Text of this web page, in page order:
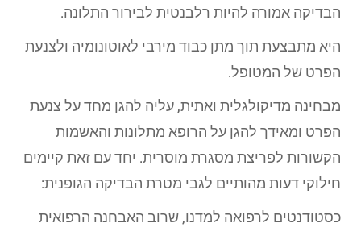
הבדיקה אמורה להיות רלבנטית לבירור התלונה.
היא מתבצעת תוך מתן כבוד מירבי לאוטונומיה ולצנעת
הפרט של המטופל.
מבחינה מדיקולגלית ואתית, עליה להגן מחד על צנעת
הפרט ומאידך להגן על הרופא מתלונות והאשמות
הקשורות לפריצת מסגרת מוסרית. יחד עם זאת קיימים
חילוקי דעות מהותיים לגבי מטרת הבדיקה הגופנית:
כסטודנטים לרפואה למדנו, שרוב האבחנה הרפואית